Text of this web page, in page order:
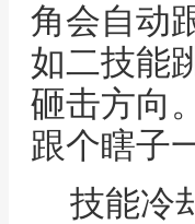
角会自动
如二技能
砸击方向
跟个瞎子
技能冷